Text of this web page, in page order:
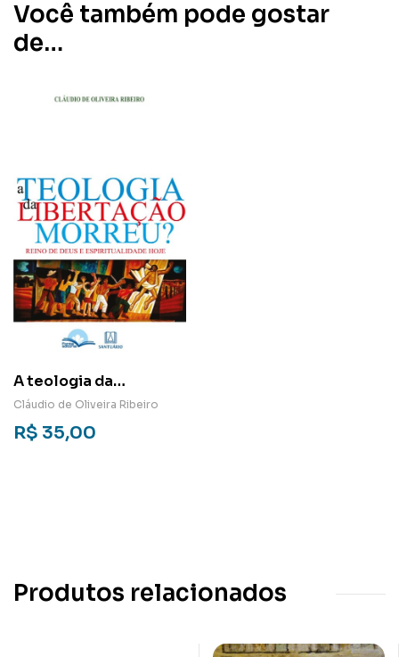
Você também pode gostar
de…
A teologia da
libertação morreu?
Reino de Deus e
espiritualidade hoje
Cláudio de Oliveira Ribeiro
R$ 35,00
Produtos relacionados